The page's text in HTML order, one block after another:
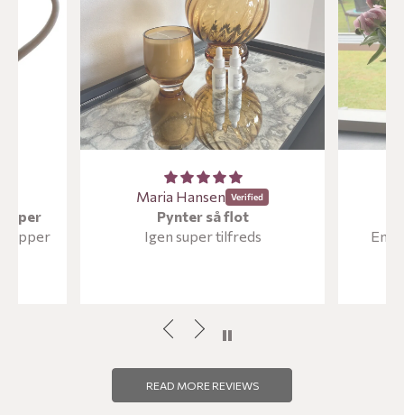
kopper
Maria Hansen
Pynter så flot
Igen super tilfreds
READ MORE REVIEWS